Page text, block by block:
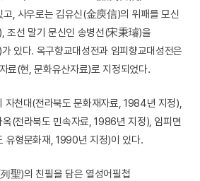
, 사우로는 김유신(金庾信)의 위패를 모신
조선 말기 문신인 송병선(宋秉璿)을
있다. 옥구향교대성전과 임피향교대성전은
료(현, 문화유산자료)로 지정되었다.
자천대(전라북도 문화재자료, 1984년 지정),
(전라북도 민속자료, 1986년 지정), 임피면
유형문화재, 1990년 지정)이 있다.
聖)의 친필을 담은 열성어필첩